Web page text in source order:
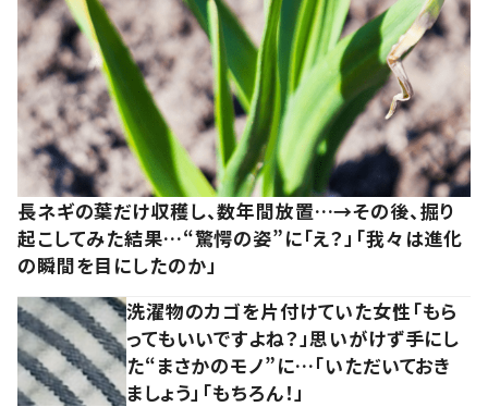
長ネギの葉だけ収穫し、数年間放置…→その後、掘り
起こしてみた結果…“驚愕の姿”に「え？」「我々は進化
の瞬間を目にしたのか」
洗濯物のカゴを片付けていた女性「もら
ってもいいですよね？」思いがけず手にし
た“まさかのモノ”に…「いただいておき
ましょう」「もちろん！」